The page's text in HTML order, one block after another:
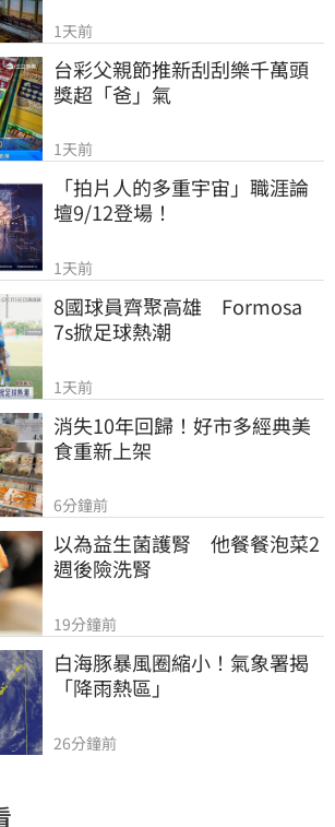
1天前
台彩父親節推新刮刮樂千萬頭
獎超「爸」氣
1天前
「拍片人的多重宇宙」職涯論
壇9/12登場！
1天前
8國球員齊聚高雄　Formosa
7s掀足球熱潮
1天前
消失10年回歸！好市多經典美
食重新上架
6分鐘前
以為益生菌護腎　他餐餐泡菜2
週後險洗腎
19分鐘前
白海豚暴風圈縮小！氣象署揭
「降雨熱區」
26分鐘前